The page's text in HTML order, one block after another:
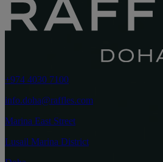
+974 4030 7100
info.doha@raffles.com
Marina East Street
Lusail Marina District